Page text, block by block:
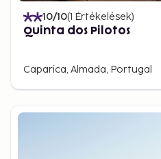
10/10(1 Értékelések)
Quinta dos Pilotos
Caparica, Almada, Portugal